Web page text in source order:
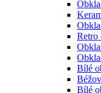
Retro
Bílé
Bílé